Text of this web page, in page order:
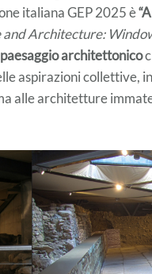
italiana GEP 2025 è
and Architecture:
paesaggio architettonico
aspirazioni collettive,
alle architetture